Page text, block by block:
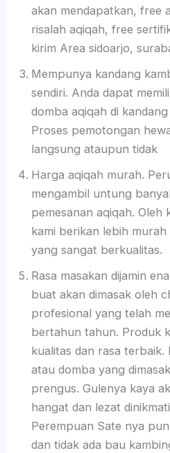
akan mendapatkan, free
risalah aqiqah, free
kirim Area sidoarjo,
Mempunya kandang
sendiri. Anda dapat
domba aqiqah di
Proses pemotongan
langsung ataupun tidak
Harga aqiqah murah.
mengambil untung
pemesanan aqiqah. Oleh
kami berikan lebih
yang sangat berkualitas.
Rasa masakan dijamin
buat akan dimasak oleh
profesional yang telah
bertahun tahun. Produk
kualitas dan rasa terbaik.
atau domba yang
prengus. Gulenya kaya
hangat dan lezat
Perempuan Sate nya
dan tidak ada bau